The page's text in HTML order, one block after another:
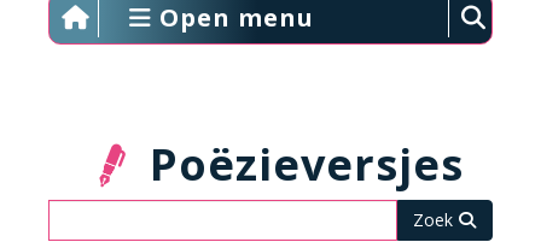
Open menu
Poëzieversjes